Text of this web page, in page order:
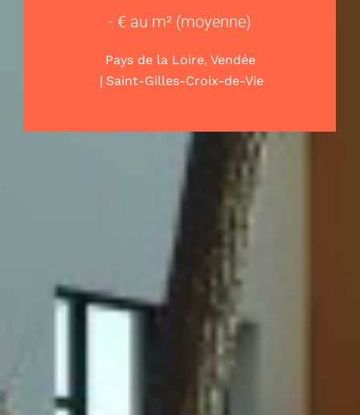
- € au m² (moyenne)
Pays de la Loire, Vendée
| Saint-Gilles-Croix-de-Vie